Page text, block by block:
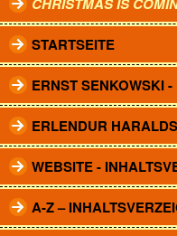
STARTSEITE
ERNST SENKOWSKI -
ERLENDUR
WEBSITE -
A-Z –